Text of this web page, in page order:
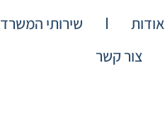
אודות שירותי המשרד
צור קשר